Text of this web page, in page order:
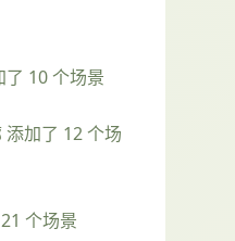
了 10 个场景
加了 12 个场
个场景